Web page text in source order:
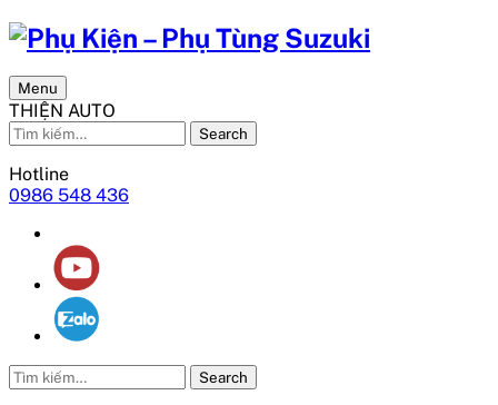
Menu
THIỆN AUTO
Search
Hotline
0986 548 436
Search